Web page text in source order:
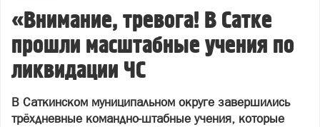
«Внимание, тревога! В Сатке
прошли масштабные учения по
ликвидации ЧС
В Саткинском муниципальном округе завершились
трёхдневные командно‑штабные учения, которые